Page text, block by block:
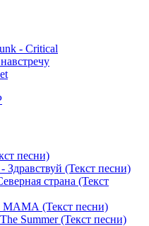
- Critical
песни)
Здравствуй (Текст песни)
страна (Текст
(Текст песни)
Summer (Текст песни)